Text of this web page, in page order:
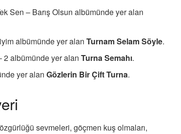
Sen – Barış Olsun albümünde yer alan
albümünde yer alanTurnam Selam Söyle.
2 albümünde yer alanTurna Semahı.
yer alanGözlerin Bir Çift Turna.
sevmeleri, göçmen kuş olmaları,